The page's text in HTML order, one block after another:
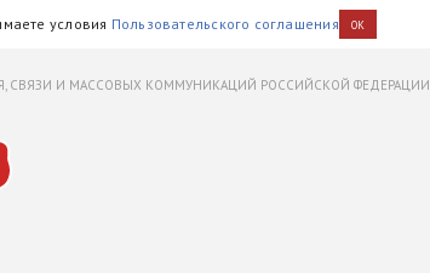
условия Пользовательского соглашения OK
СВЯЗИ И МАССОВЫХ КОММУНИКАЦИЙ РОССИЙСКОЙ ФЕДЕРАЦИИ